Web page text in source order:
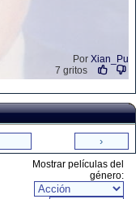
Por Xian_Pu
7 gritos
Mostrar películas del
género: